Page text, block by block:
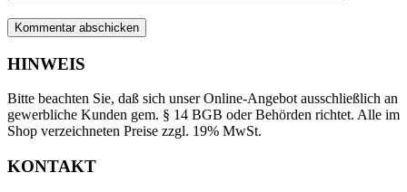
HINWEIS
Bitte beachten Sie, daß sich unser Online-Angebot ausschließlich an
gewerbliche Kunden gem. § 14 BGB oder Behörden richtet. Alle im
Shop verzeichneten Preise zzgl. 19% MwSt.
KONTAKT